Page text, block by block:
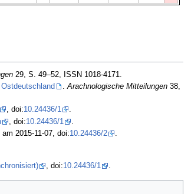
29, S. 49–52, ISSN 1018-4171.
.Arachnologische Mitteilungen38,
, doi:10.24436/1
.
, doi:10.24436/1
2015-11-07, doi:10.24436/2
, doi:10.24436/1 .